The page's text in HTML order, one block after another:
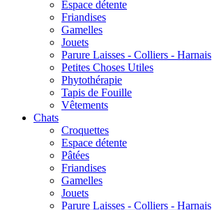
Espace détente
Friandises
Gamelles
Jouets
Parure Laisses - Colliers - Harnais
Petites Choses Utiles
Phytothérapie
Tapis de Fouille
Vêtements
Chats
Croquettes
Espace détente
Pâtées
Friandises
Gamelles
Jouets
Parure Laisses - Colliers - Harnais